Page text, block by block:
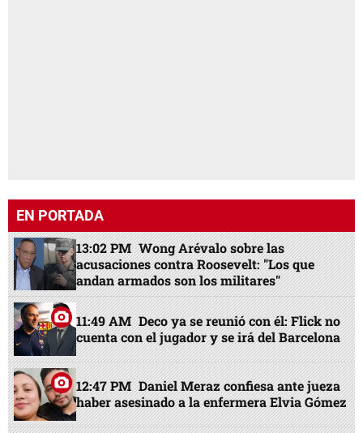
EN PORTADA
13:02 PM Wong Arévalo sobre las
acusaciones contra Roosevelt: "Los que
andan armados son los militares"
11:49 AM Deco ya se reunió con él: Flick no
cuenta con el jugador y se irá del Barcelona
12:47 PM Daniel Meraz confiesa ante jueza
haber asesinado a la enfermera Elvia Gómez